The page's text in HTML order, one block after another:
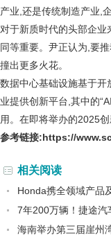
产业,还是传统制造产业,
对于新质时代的头部企
同等重要。尹正认为,要
撞出更多火花。
数据中心基础设施基于开
业提供创新平台,其中的
用。在即将举办的2025
参考链接:https://
相关阅读
Honda携全领域产品
7年200万辆！捷途汽
海南举办第三届崖州